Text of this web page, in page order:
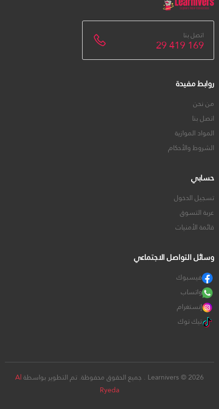
اتصل بنا
29 419 169
روابط مفيدة
من نحن
اتصل بنا
المواد الموازية
الشروط والأحكام
حسابي
تسجيل الدخول
عربة التسوق
قائمة الأمنيات
وسائل التواصل الاجتماعي
فيسبوك
واتساب
إنستغرام
تيك توك
Learnivers © 2026 . جميع الحقوق محفوظة. تم التطوير بواسطة
Al
Ryeda